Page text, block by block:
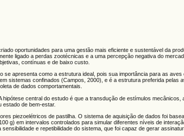
oportunidades para uma gestão mais eficiente e sustentável da
ligado a perdas zootécnicas e a uma percepção negativa do
contínuas e de baixo custo.
apresenta como a estrutura ideal, pois sua importância para as
sistemas confinados (Campos, 2000), e é a estrutura preferida pelas
de dados comportamentais.
central do estudo é que a transdução de estímulos
estado de bem-estar.
piezoelétricos de pastilha. O sistema de aquisição de dados foi
g) em intervalos controlados para simular diferentes níveis de
e repetibilidade do sistema, que foi capaz de gerar